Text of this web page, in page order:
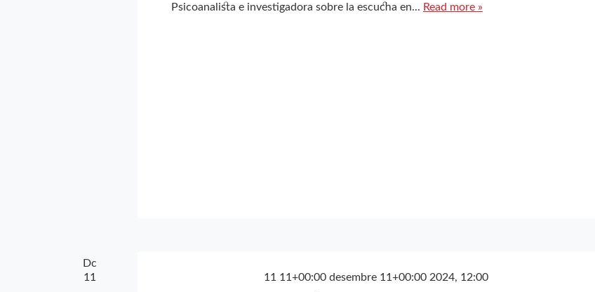
Psicoanalista e investigadora sobre la escucha en... Read more »
Dc
11
11 11+00:00 desembre 11+00:00 2024, 12:00